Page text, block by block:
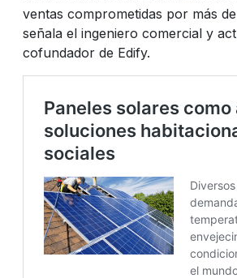
ventas comprometidas por más
señala el ingeniero comercial y
cofundador de Edify.